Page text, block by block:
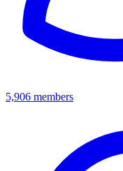
5,906 members